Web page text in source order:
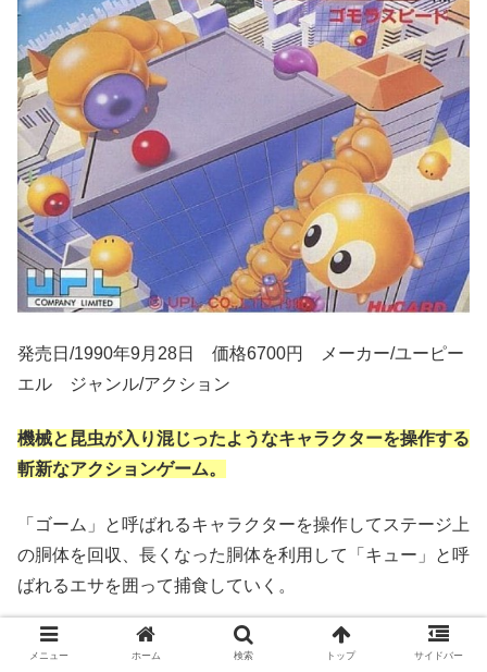
発売日/1990年9月28日 価格6700円 メーカー/ユーピー
エル ジャンル/アクション
機械と昆虫が入り混じったようなキャラクターを操作する
斬新なアクションゲーム。
「ゴーム」と呼ばれるキャラクターを操作してステージ上
の胴体を回収、長くなった胴体を利用して「キュー」と呼
ばれるエサを囲って捕食していく。
同じUPLの作品で宇宙戦艦ゴモラ」とは関連はないので
メニュー ホーム 検索 トップ サイドバー